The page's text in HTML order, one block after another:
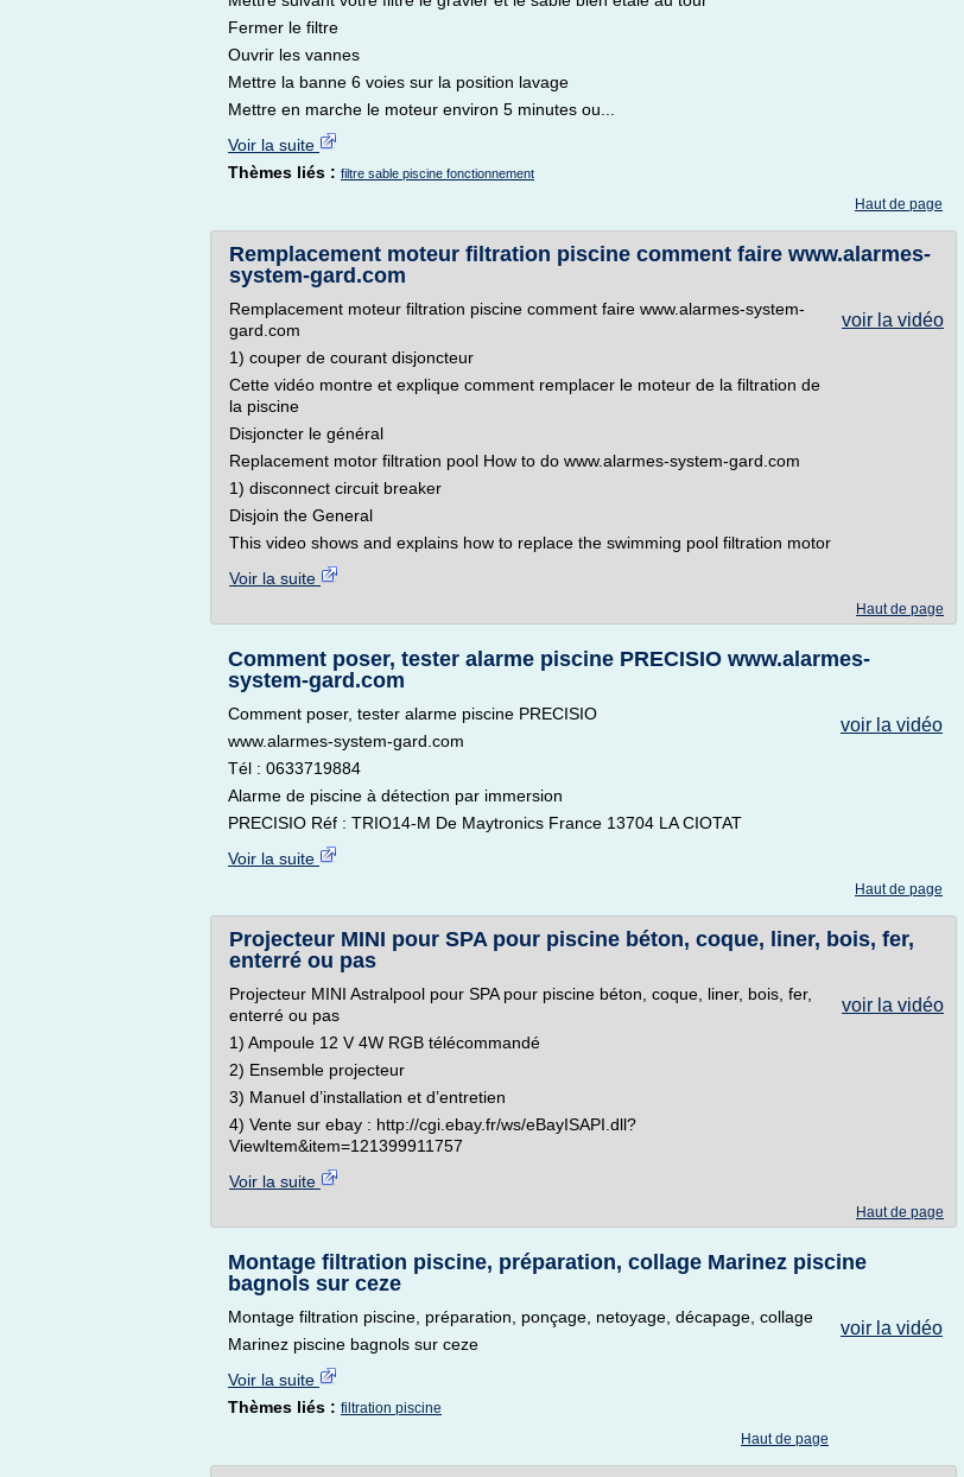
Fermer le filtre
Ouvrir les vannes
Mettre la banne 6 voies sur la position lavage
Mettre en marche le moteur environ 5 minutes ou...
Voir la suite
Thèmes liés : filtre sable piscine fonctionnement
Haut de page
Remplacement moteur filtration piscine comment faire www.alarmes-
system-gard.com
voir la vidéo
Remplacement moteur filtration piscine comment faire www.alarmes-system-
gard.com
1) couper de courant disjoncteur
Cette vidéo montre et explique comment remplacer le moteur de la filtration de
la piscine
Disjoncter le général
Replacement motor filtration pool How to do www.alarmes-system-gard.com
1) disconnect circuit breaker
Disjoin the General
This video shows and explains how to replace the swimming pool filtration motor
Voir la suite
Haut de page
Comment poser, tester alarme piscine PRECISIO www.alarmes-
system-gard.com
voir la vidéo
Comment poser, tester alarme piscine PRECISIO
www.alarmes-system-gard.com
Tél : 0633719884
Alarme de piscine à détection par immersion
PRECISIO Réf : TRIO14-M De Maytronics France 13704 LA CIOTAT
Voir la suite
Haut de page
Projecteur MINI pour SPA pour piscine béton, coque, liner, bois, fer,
enterré ou pas
voir la vidéo
Projecteur MINI Astralpool pour SPA pour piscine béton, coque, liner, bois, fer,
enterré ou pas
1) Ampoule 12 V 4W RGB télécommandé
2) Ensemble projecteur
3) Manuel d’installation et d’entretien
4) Vente sur ebay : http://cgi.ebay.fr/ws/eBayISAPI.dll?
ViewItem&item=121399911757
Voir la suite
Haut de page
Montage filtration piscine, préparation, collage Marinez piscine
bagnols sur ceze
voir la vidéo
Montage filtration piscine, préparation, ponçage, netoyage, décapage, collage
Marinez piscine bagnols sur ceze
Voir la suite
Thèmes liés : filtration piscine
Haut de page